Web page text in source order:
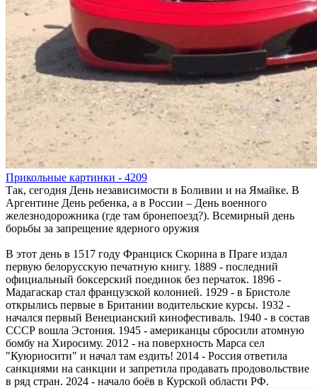
Прикольные картинки - 4209
Так, сегодня День независимости в Боливии и на Ямайке. В
Аргентине День ребенка, а в России – День военного
железнодорожника (где там бронепоезд?). Всемирный день
борьбы за запрещение ядерного оружия
В этот день в 1517 году Франциск Скорина в Праге издал
первую белорусскую печатную книгу. 1889 - последний
официальный боксерский поединок без перчаток. 1896 -
Мадагаскар стал французской колонией. 1929 - в Бристоле
открылись первые в Британии водительские курсы. 1932 -
начался первый Венецианский кинофестиваль. 1940 - в состав
СССР вошла Эстония. 1945 - американцы сбросили атомную
бомбу на Хиросиму. 2012 - на поверхность Марса сел
"Куюриосити" и начал там ездить! 2014 - Россия ответила
санкциями на санкции и запретила продавать продовольствие
в ряд стран. 2024 - начало боёв в Курской области РФ.